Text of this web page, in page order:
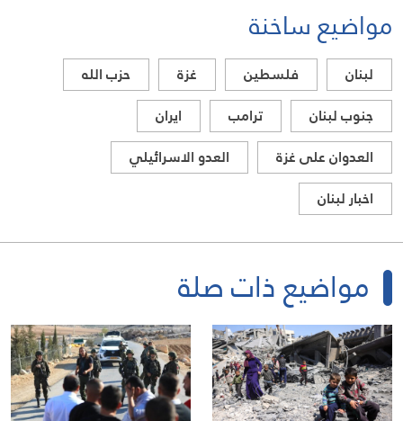
مواضيع ساخنة
لبنان فلسطين غزة
حزب الله
جنوب لبنان
ترامب
ايران
العدوان على غزة
العدو الاسرائيلي
اخبار لبنان
مواضيع ذات صلة